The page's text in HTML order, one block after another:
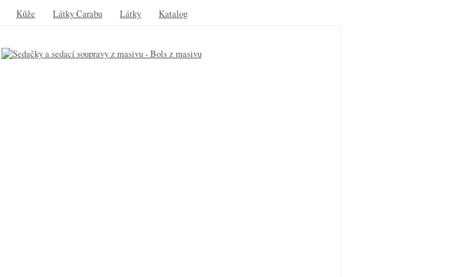
Kůže Látky Carabu Látky Katalog